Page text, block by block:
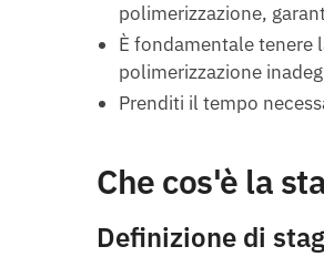
polimerizzazione,
È fondamentale tenere
polimerizzazione
Prenditi il tempo
Che cos'è la
Definizione di